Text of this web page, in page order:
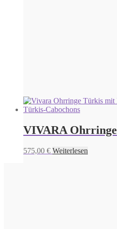
VIVARA Ohrringe
575,00 € Weiterlesen